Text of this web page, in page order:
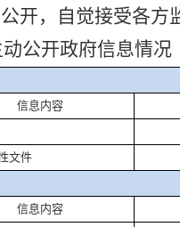
开，自觉接受各方
公开政府信息情况
信息内容
文件
信息内容